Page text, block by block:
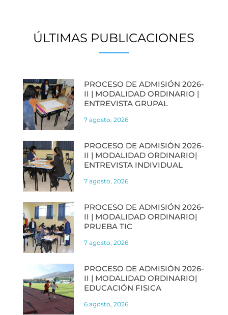
ÚLTIMAS PUBLICACIONES
PROCESO DE ADMISIÓN 2026-
II | MODALIDAD ORDINARIO |
ENTREVISTA GRUPAL
7 agosto, 2026
PROCESO DE ADMISIÓN 2026-
II | MODALIDAD ORDINARIO|
ENTREVISTA INDIVIDUAL
7 agosto, 2026
PROCESO DE ADMISIÓN 2026-
II | MODALIDAD ORDINARIO|
PRUEBA TIC
7 agosto, 2026
PROCESO DE ADMISIÓN 2026-
II | MODALIDAD ORDINARIO|
EDUCACIÓN FISICA
6 agosto, 2026